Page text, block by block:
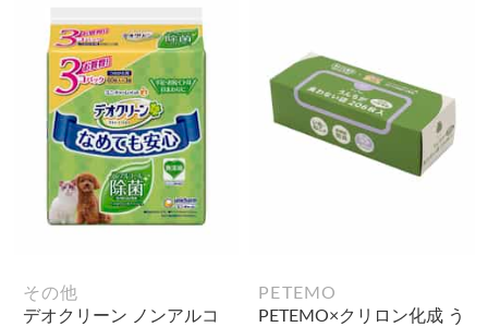
その他
デオクリーン ノンアルコ
PETEMO
PETEMO×クリロン化成 う